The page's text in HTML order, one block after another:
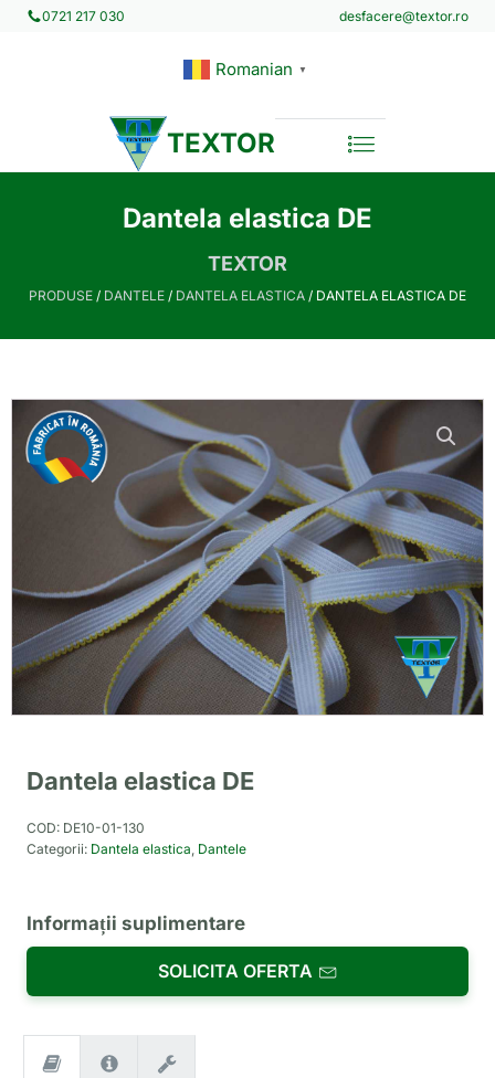
0721 217 030 desfacere@textor.ro
Romanian ▼
TEXTOR
Dantela elastica DE
TEXTOR
PRODUSE / DANTELE / DANTELA ELASTICA / DANTELA ELASTICA DE
Dantela elastica DE
COD: DE10-01-130
Categorii: Dantela elastica, Dantele
Informații suplimentare
SOLICITA OFERTA